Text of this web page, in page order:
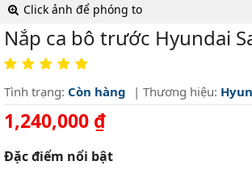
Click ảnh để phóng to
Nắp ca bô trước Hyundai
Tình trạng: Còn hàng | Thương hiệu:
1,240,000 ₫
Đặc điểm nổi bật